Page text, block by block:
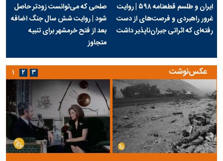
ایران و طلسم قطعنامه ۵۹۸ | روایت
غرور راهبردی و فرصت‌های از دست
رفته‌ای که اثراتی جبران‌ناپذیر داشت
صلحی که می‌توانست زودتر حاصل
شود | روایت شش سال جنگ اضافه
بعد از فتح خرمشهر برای تنبیه
متجاوز
عکس‌نوشت ۱ ۲ ۳